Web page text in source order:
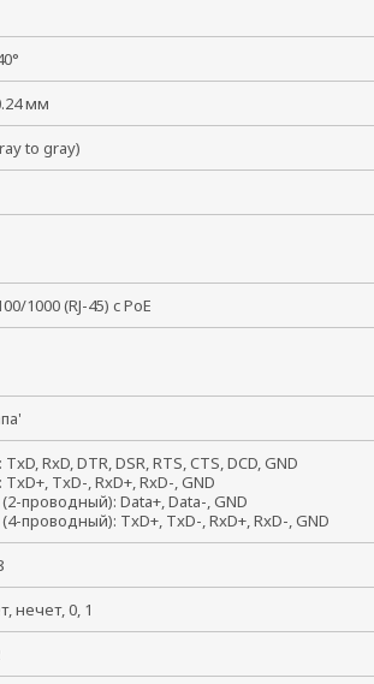
мм
to gray)
1000 (RJ-45) c PoE
TxD, RxD, DTR, DSR, RTS, CTS, DCD, GND
TxD+, TxD-, RxD+, RxD-, GND
(2-проводный): Data+, Data-, GND
(4-проводный): TxD+, TxD-, RxD+, RxD-, GND
нечет, 0, 1